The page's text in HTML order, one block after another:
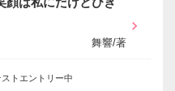
舞響/著
トエントリー中